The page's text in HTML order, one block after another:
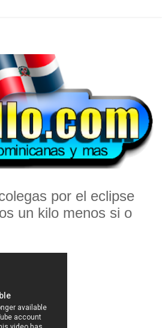
por el eclipse
un kilo menos si o